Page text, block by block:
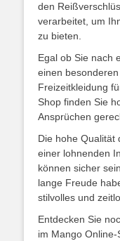
den
verarbeitet, um
zu bieten.
Egal ob Sie nach
einen
Freizeitkleidung
Shop finden Sie
Ansprüchen
Die hohe Qualität
einer lohnenden
können sicher
lange Freude
stilvolles und
Entdecken Sie
im Mango